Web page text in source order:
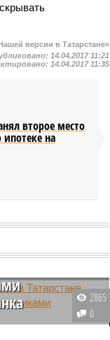
версии в Татарстане»
14.04.2017 11:21
14.04.2017 11:35
второе место
на
СКР в
обманутых
2865
0